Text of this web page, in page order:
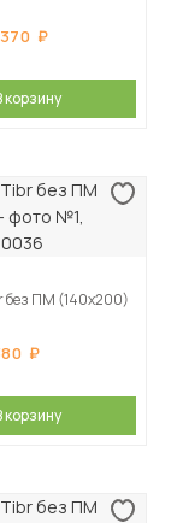
корзину
без ПМ (140х200)
корзину